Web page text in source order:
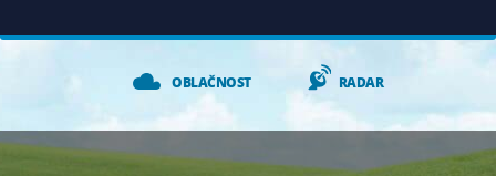
OBLAČNOST RADAR